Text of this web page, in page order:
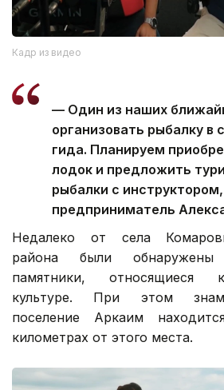
Кадр из видео
— Один из наших
организовать рыбалку в
гида. Планируем
лодок и предложить
рыбалки с
предприниматель
Недалеко от села
района были обнаружены
памятники, относящиеся
культуре. При этом
поселение Аркаим
километрах от этого места.